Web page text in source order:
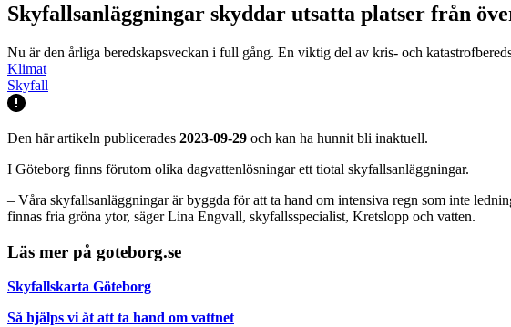
Skyfallsanläggningar skyddar utsatta platser från
Nu är den årliga beredskapsveckan i full gång. En viktig del av kris- och
Klimat
Skyfall
Den här artikeln publicerades 2023-09-29 och kan ha hunnit bli inaktuell.
I Göteborg finns förutom olika dagvattenlösningar ett tiotal skyfallsanläggningar.
– Våra skyfallsanläggningar är byggda för att ta hand om intensiva regn som inte
finnas fria gröna ytor, säger Lina Engvall, skyfallsspecialist, Kretslopp och vatten.
Läs mer på goteborg.se
Skyfallskarta Göteborg
Så hjälps vi åt att ta hand om vattnet